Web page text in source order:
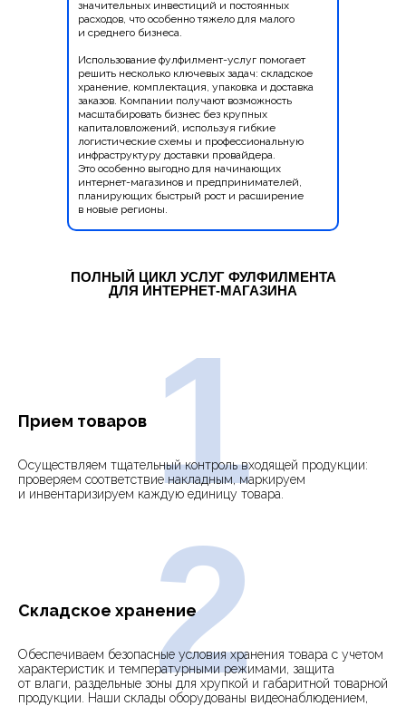
значительных инвестиций и постоянных
расходов, что особенно тяжело для малого
и среднего бизнеса.
Использование фулфилмент-услуг помогает
решить несколько ключевых задач: складское
хранение, комплектация, упаковка и доставка
заказов. Компании получают возможность
масштабировать бизнес без крупных
капиталовложений, используя гибкие
логистические схемы и профессиональную
инфраструктуру доставки провайдера.
Это особенно выгодно для начинающих
интернет-магазинов и предпринимателей,
планирующих быстрый рост и расширение
в новые регионы.
ПОЛНЫЙ ЦИКЛ УСЛУГ ФУЛФИЛМЕНТА
ДЛЯ ИНТЕРНЕТ-МАГАЗИНА
Прием товаров
Осуществляем тщательный контроль входящей продукции:
проверяем соответствие накладным, маркируем
и инвентаризируем каждую единицу товара.
1
Складское хранение
Обеспечиваем безопасные условия хранения товара с учетом
характеристик и температурными режимами, защита
от влаги, раздельные зоны для хрупкой и габаритной товарной
продукции. Наши склады оборудованы видеонаблюдением,
2